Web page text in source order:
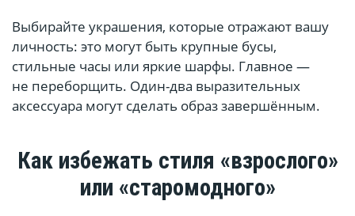
Выбирайте украшения, которые отражают вашу
личность: это могут быть крупные бусы,
стильные часы или яркие шарфы. Главное —
не переборщить. Один-два выразительных
аксессуара могут сделать образ завершённым.
Как избежать стиля «взрослого»
или «старомодного»